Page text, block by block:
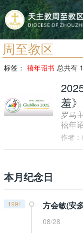
周至教区
首页
教区动态
教区简介
标签： 禧年诏书 总共有
羞》
罗马
禧年
书者
作者
本月纪念日
1991 方会敏(安
08/28